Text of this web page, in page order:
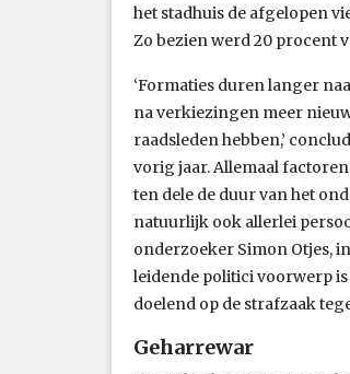
het stadhuis de afgelopen
Zo bezien werd 20 procent
‘Formaties duren langer
na verkiezingen meer
raadsleden hebben,’
vorig jaar. Allemaal
ten dele de duur van het
natuurlijk ook allerlei
onderzoeker Simon Otjes,
leidende politici voorwerp
doelend op de strafzaak
Geharrewar